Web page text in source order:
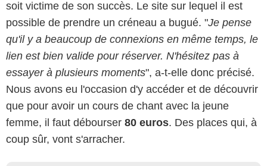
soit victime de son succès. Le site sur lequel il est
possible de prendre un créneau a bugué. "Je pense
qu'il y a beaucoup de connexions en même temps, le
lien est bien valide pour réserver. N'hésitez pas à
essayer à plusieurs moments", a-t-elle donc précisé.
Nous avons eu l'occasion d'y accéder et de découvrir
que pour avoir un cours de chant avec la jeune
femme, il faut débourser 80 euros. Des places qui, à
coup sûr, vont s'arracher.